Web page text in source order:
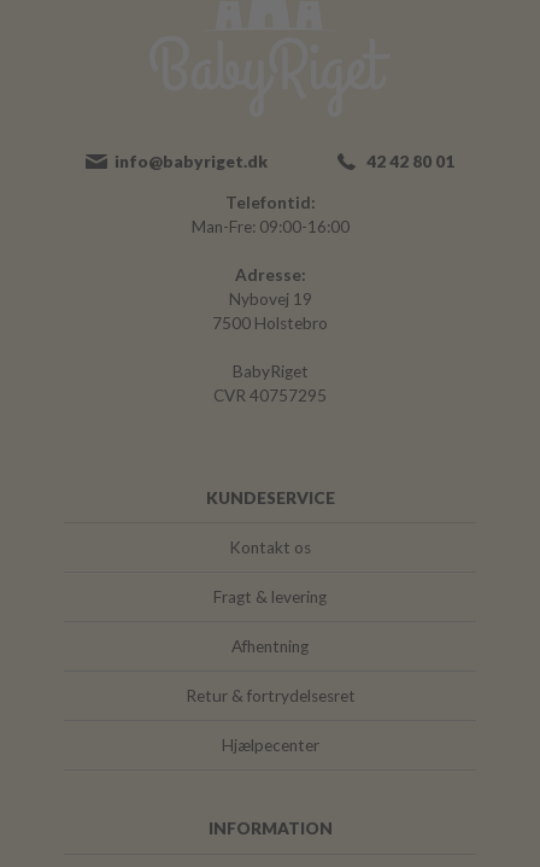
info@babyriget.dk 42 42 80 01
Telefontid:
Man-Fre: 09:00-16:00
Adresse:
Nybovej 19
7500 Holstebro
BabyRiget
CVR 40757295
KUNDESERVICE
Kontakt os
Fragt & levering
Afhentning
Retur & fortrydelsesret
Hjælpecenter
INFORMATION